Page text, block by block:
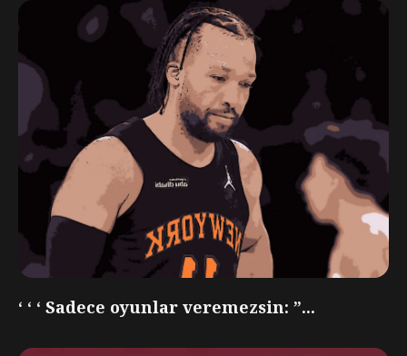
‘ ‘ ‘ Sadece oyunlar veremezsin: ”...